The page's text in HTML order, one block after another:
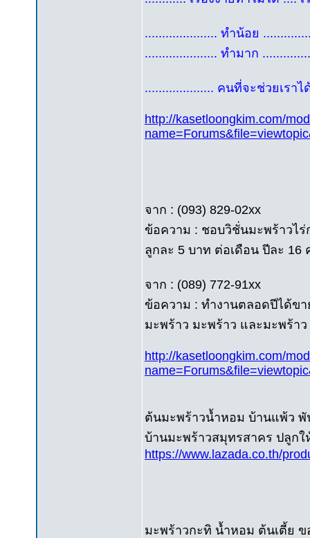
..................... ทำน้อย
..................... ทำมาก
.................... คนที่จะช่วยเรา
http://kasetloongkim.com/
จาก : (093) 829-02xx
ข้อความ : ชอบวิชั่นมะพร้าวไ
ลูกละ 5 บาท ต่อเดือน ปีละ 16
จาก : (089) 772-91xx
ข้อความ : ทำงานตลอดปีได้ข
มะพร้าว มะพร้าว และมะพร้าว
http://kasetloongkim.com/
ต้นมะพร้าวน้ำหอม บ้านแพ้ว พั
บ้านมะพร้าวสมุทรสาคร ปลูก
https://www.lazada.co.th/
มะพร้าวกะทิ น้ำหอม ต้นเตี้ย